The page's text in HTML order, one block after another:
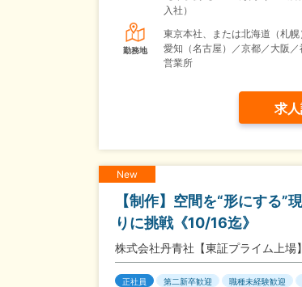
入社）
勤務地
東京本社、または北海道（札
愛知（名古屋）／京都／大阪／
営業所
求
New
【制作】空間を“形にする”
りに挑戦《10/16迄》
株式会社丹青社【東証プライム上場】
正社員 第二新卒歓迎 職種未経験歓迎